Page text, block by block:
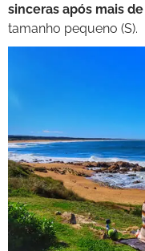
sinceras após mais
tamanho pequeno (S).